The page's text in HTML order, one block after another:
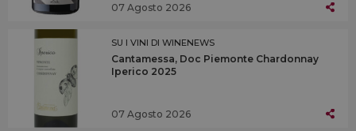
07 Agosto 2026
SU I VINI DI WINENEWS
Cantamessa, Doc Piemonte Chardonnay
Iperico 2025
07 Agosto 2026